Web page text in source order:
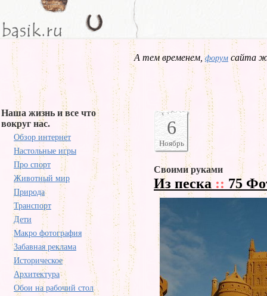
А тем временем,форум сайта
Наша жизнь и все что
вокруг нас.
Обзор интернет
Настольные игры
Про спорт
Животный мир
Природа
Транспорт
Дети
Макро фотография
Забавная реклама
Историческое
Архитектура
Обои на рабочий стол
6
Ноябрь
Своими руками
Из песка :: 75